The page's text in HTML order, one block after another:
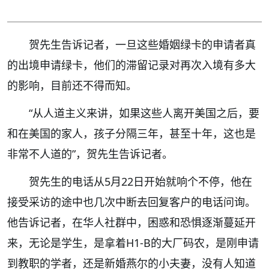
贺先生告诉记者，一旦这些婚姻绿卡的申请者真
的出境申请绿卡，他们的滞留记录对再次入境有多大
的影响，目前还不得而知。
“从人道主义来讲，如果这些人离开美国之后，要
和在美国的家人，孩子分隔三年，甚至十年，这也是
非常不人道的”，贺先生告诉记者。
贺先生的电话从5月22日开始就响个不停，他在
接受采访的途中也几次中断去回复客户的电话问询。
他告诉记者，在华人社群中，困惑和恐惧逐渐蔓延开
来，无论是学生，是拿着H1-B的大厂码农，是刚申请
到教职的学者，还是新婚燕尔的小夫妻，没有人知道